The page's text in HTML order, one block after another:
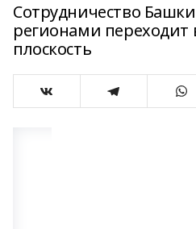
Сотрудничество
регионами переходит
плоскость